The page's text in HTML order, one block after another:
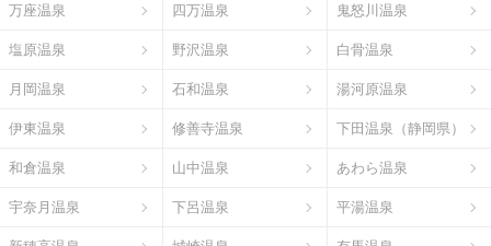
万座温泉 四万温泉 鬼怒川温泉
塩原温泉 野沢温泉 白骨温泉
月岡温泉 石和温泉 湯河原温泉
伊東温泉 修善寺温泉 下田温泉（静岡県）
和倉温泉 山中温泉 あわら温泉
宇奈月温泉 下呂温泉 平湯温泉